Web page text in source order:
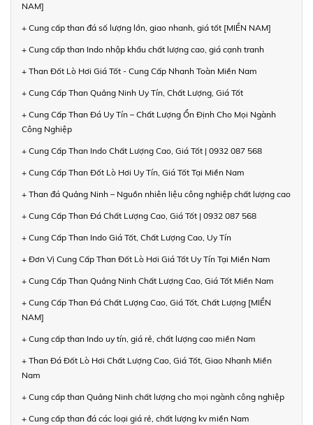
NAM]
+ Cung cấp than đá số lượng lớn, giao nhanh, giá tốt [MIỀN NAM]
+ Cung cấp than Indo nhập khẩu chất lượng cao, giá cạnh tranh
+ Than Đốt Lò Hơi Giá Tốt - Cung Cấp Nhanh Toàn Miền Nam
+ Cung Cấp Than Quảng Ninh Uy Tín, Chất Lượng, Giá Tốt
+ Cung Cấp Than Đá Uy Tín – Chất Lượng Ổn Định Cho Mọi Ngành
Công Nghiệp
+ Cung Cấp Than Indo Chất Lượng Cao, Giá Tốt | 0932 087 568
+ Cung Cấp Than Đốt Lò Hơi Uy Tín, Giá Tốt Tại Miền Nam
+ Than đá Quảng Ninh – Nguồn nhiên liệu công nghiệp chất lượng cao
+ Cung Cấp Than Đá Chất Lượng Cao, Giá Tốt | 0932 087 568
+ Cung Cấp Than Indo Giá Tốt, Chất Lượng Cao, Uy Tín
+ Đơn Vị Cung Cấp Than Đốt Lò Hơi Giá Tốt Uy Tín Tại Miền Nam
+ Cung Cấp Than Quảng Ninh Chất Lượng Cao, Giá Tốt Miền Nam
+ Cung Cấp Than Đá Chất Lượng Cao, Giá Tốt, Chất Lượng [MIỀN
NAM]
+ Cung cấp than Indo uy tín, giá rẻ, chất lượng cao miền Nam
+ Than Đá Đốt Lò Hơi Chất Lượng Cao, Giá Tốt, Giao Nhanh Miền
Nam
+ Cung cấp than Quảng Ninh chất lượng cho mọi ngành công nghiệp
+ Cung cấp than đá các loại giá rẻ, chất lượng kv miền Nam